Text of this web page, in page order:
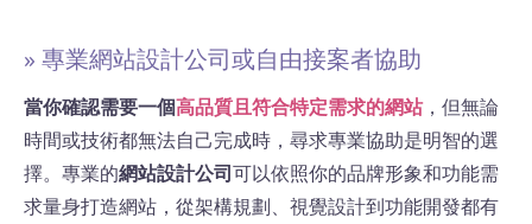
» 專業網站設計公司或自由接案者協助
當你確認需要一個高品質且符合特定需求的網站，但無論
時間或技術都無法自己完成時，尋求專業協助是明智的選
擇。專業的網站設計公司可以依照你的品牌形象和功能需
求量身打造網站，從架構規劃、視覺設計到功能開發都有